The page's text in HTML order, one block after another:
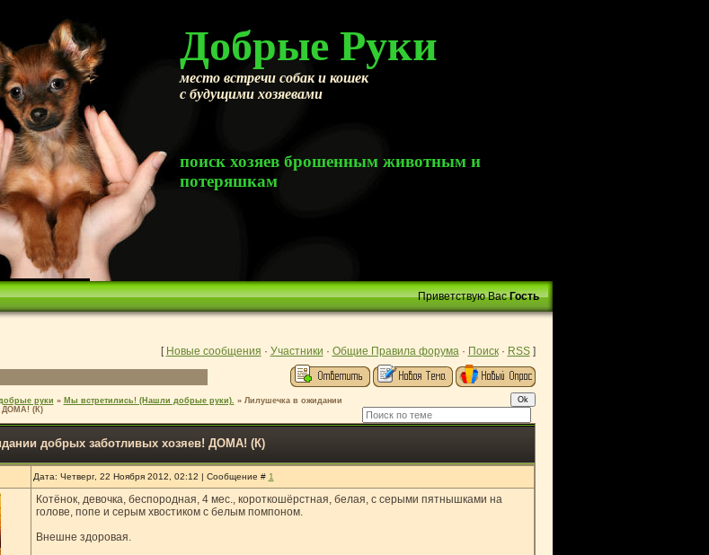
Добрые Руки
место встречи собак и кошек
с будущими хозяевами
поиск хозяев брошенным животным и
потеряшкам
Приветствую Вас Гость
[ Новые сообщения · Участники · Общие Правила форума· Поиск· RSS]
руки » Мы встретились! (Нашли добрые руки). » Лилушечка в ожидании
ДОМА! (К)
добрых заботливых хозяев! ДОМА! (К)
Дата: Четверг, 22 Ноября 2012, 02:12 | Сообщение # 1
Котёнок, девочка, беспородная, 4 мес., короткошёрстная, белая, с серыми пятнышками на
голове, попе и серым хвостиком с белым помпоном.
Внешне здоровая.